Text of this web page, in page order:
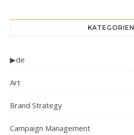
KATEGORIEN
▶de
Art
Brand Strategy
Campaign Management